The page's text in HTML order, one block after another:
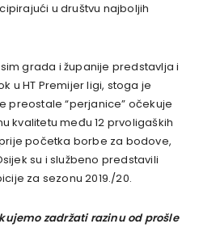
u društvu najboljih
grada i županije predstavlja i
u HT Premijer ligi, stoga je
preostale “perjanice” očekuje
kvalitetu među 12 prvoligaških
početka borbe za bodove,
su i službeno predstavili
za sezonu 2019./20.
zadržati razinu od prošle